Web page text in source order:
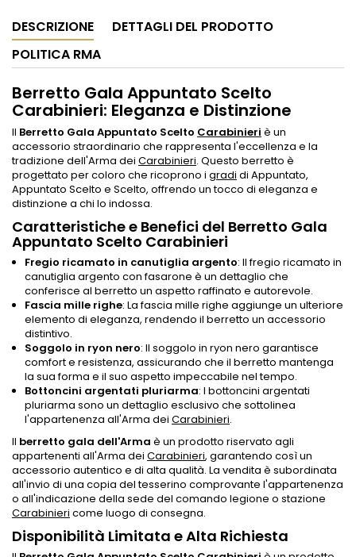
DESCRIZIONE
DETTAGLI DEL PRODOTTO
POLITICA RMA
Berretto Gala Appuntato Scelto
Carabinieri: Eleganza e Distinzione
Il Berretto Gala Appuntato Scelto Carabinieri è un
accessorio straordinario che rappresenta l'eccellenza e la
tradizione dell'Arma dei Carabinieri. Questo berretto è
progettato per coloro che ricoprono i gradi di Appuntato,
Appuntato Scelto e Scelto, offrendo un tocco di eleganza e
distinzione a chi lo indossa.
Caratteristiche e Benefici del Berretto Gala
Appuntato Scelto Carabinieri
Fregio ricamato in canutiglia argento: Il fregio ricamato in
canutiglia argento con fasarone è un dettaglio che
conferisce al berretto un aspetto raffinato e autorevole.
Fascia mille righe: La fascia mille righe aggiunge un ulteriore
elemento di eleganza, rendendo il berretto un accessorio
distintivo.
Soggolo in ryon nero: Il soggolo in ryon nero garantisce
comfort e resistenza, assicurando che il berretto mantenga
la sua forma e il suo aspetto impeccabile nel tempo.
Bottoncini argentati pluriarma: I bottoncini argentati
pluriarma sono un dettaglio esclusivo che sottolinea
l'appartenenza all'Arma dei Carabinieri.
Il berretto gala dell'Arma è un prodotto riservato agli
appartenenti all'Arma dei Carabinieri, garantendo così un
accessorio autentico e di alta qualità. La vendita è subordinata
all'invio di una copia del tesserino comprovante l'appartenenza
o all'indicazione della sede del comando legione o stazione
Carabinieri come luogo di consegna.
Disponibilità Limitata e Alta Richiesta